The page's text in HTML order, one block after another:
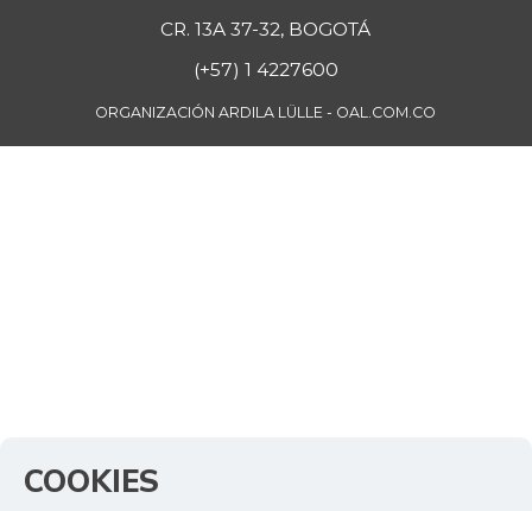
CR. 13A 37-32, BOGOTÁ
(+57) 1 4227600
ORGANIZACIÓN ARDILA LÜLLE - OAL.COM.CO
COOKIES